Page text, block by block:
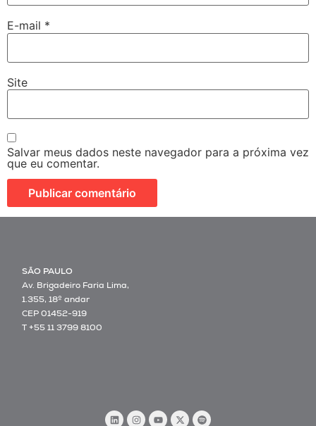
E-mail *
Site
Salvar meus dados neste navegador para a próxima vez
que eu comentar.
SÃO PAULO
Av. Brigadeiro Faria Lima,
1.355, 18º andar
CEP 01452-919
T +55 11 3799 8100